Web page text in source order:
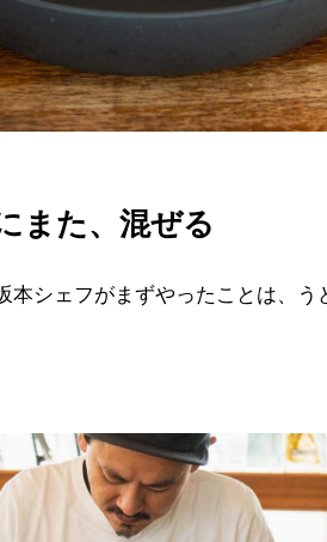
また、混ぜる
本シェフがまずやったことは、う